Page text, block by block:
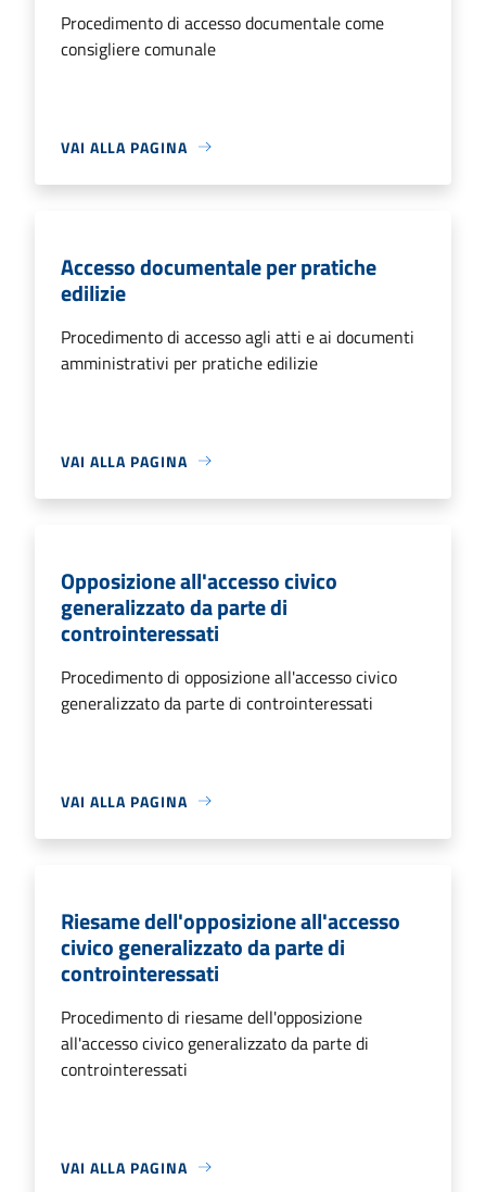
Procedimento di accesso documentale come
consigliere comunale
VAI ALLA PAGINA
Accesso documentale per pratiche
edilizie
Procedimento di accesso agli atti e ai documenti
amministrativi per pratiche edilizie
VAI ALLA PAGINA
Opposizione all'accesso civico
generalizzato da parte di
controinteressati
Procedimento di opposizione all'accesso civico
generalizzato da parte di controinteressati
VAI ALLA PAGINA
Riesame dell'opposizione all'accesso
civico generalizzato da parte di
controinteressati
Procedimento di riesame dell'opposizione
all'accesso civico generalizzato da parte di
controinteressati
VAI ALLA PAGINA